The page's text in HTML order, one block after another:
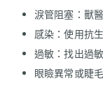
淚管阻塞：獸
感染：使用抗
過敏：找出過
眼瞼異常或睫